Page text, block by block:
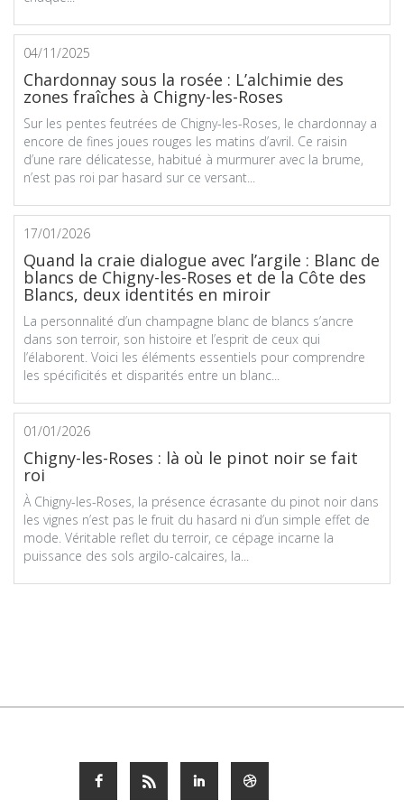
04/11/2025
Chardonnay sous la rosée : L’alchimie des
zones fraîches à Chigny-les-Roses
Sur les pentes feutrées de Chigny-les-Roses, le chardonnay a
encore de fines joues rouges les matins d’avril. Ce raisin
d’une rare délicatesse, habitué à murmurer avec la brume,
n’est pas roi par hasard sur ce versant...
17/01/2026
Quand la craie dialogue avec l’argile : Blanc de
blancs de Chigny-les-Roses et de la Côte des
Blancs, deux identités en miroir
La personnalité d’un champagne blanc de blancs s’ancre
dans son terroir, son histoire et l’esprit de ceux qui
l’élaborent. Voici les éléments essentiels pour comprendre
les spécificités et disparités entre un blanc...
01/01/2026
Chigny-les-Roses : là où le pinot noir se fait
roi
À Chigny-les-Roses, la présence écrasante du pinot noir dans
les vignes n’est pas le fruit du hasard ni d’un simple effet de
mode. Véritable reflet du terroir, ce cépage incarne la
puissance des sols argilo-calcaires, la...